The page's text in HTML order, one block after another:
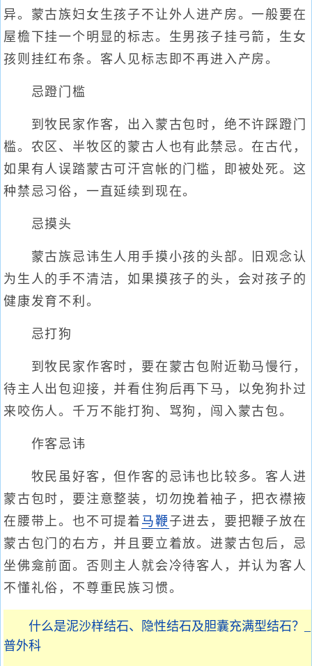
异。蒙古族妇女生孩子不让外人进产房。一般要在
屋檐下挂一个明显的标志。生男孩子挂弓箭，生女
孩则挂红布条。客人见标志即不再进入产房。
忌蹬门槛
到牧民家作客，出入蒙古包时，绝不许踩蹬门
槛。农区、半牧区的蒙古人也有此禁忌。在古代，
如果有人误踏蒙古可汗宫帐的门槛，即被处死。这
种禁忌习俗，一直延续到现在。
忌摸头
蒙古族忌讳生人用手摸小孩的头部。旧观念认
为生人的手不清洁，如果摸孩子的头，会对孩子的
健康发育不利。
忌打狗
到牧民家作客时，要在蒙古包附近勒马慢行，
待主人出包迎接，并看住狗后再下马，以免狗扑过
来咬伤人。千万不能打狗、骂狗，闯入蒙古包。
作客忌讳
牧民虽好客，但作客的忌讳也比较多。客人进
蒙古包时，要注意整装，切勿挽着袖子，把衣襟掖
在腰带上。也不可提着 马鞭 子进去，要把鞭子放在
蒙古包门的右方，并且要立着放。进蒙古包后，忌
坐佛龛前面。否则主人就会冷待客人，并认为客人
不懂礼俗，不尊重民族习惯。
什么是泥沙样结石、隐性结石及胆囊充满型结石？_
普外科